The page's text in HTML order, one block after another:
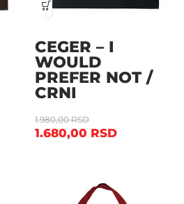
CEGER – I
WOULD
PREFER NOT /
CRNI
1.980,00RSD
1.680,00 RSD